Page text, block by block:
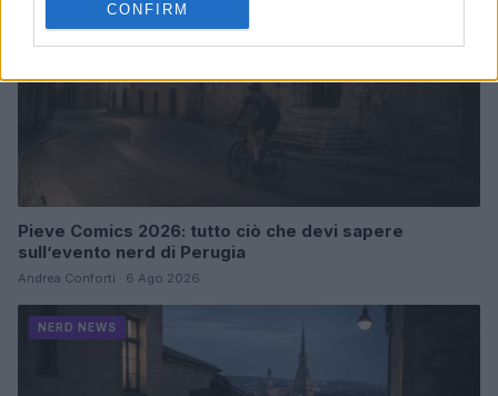
CONFIRM
Pieve Comics 2026: tutto ciò che devi sapere
sull’evento nerd di Perugia
Andrea Conforti · 6 Ago 2026
NERD NEWS